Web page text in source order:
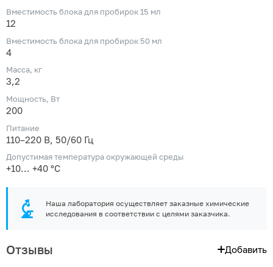
Вместимость блока для пробирок 15 мл
12
Вместимость блока для пробирок 50 мл
4
Масса, кг
3,2
Мощность, Вт
200
Питание
110–220 В, 50/60 Гц
Допустимая температура окружающей среды
+10... +40 °С
Наша лаборатория осуществляет заказные химические
исследования в соответствии с целями заказчика.
Отзывы Добавить